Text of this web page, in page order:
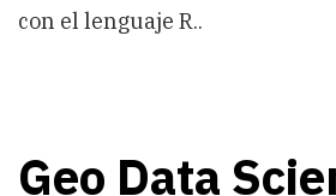
con el lenguaje R..
Geo Data